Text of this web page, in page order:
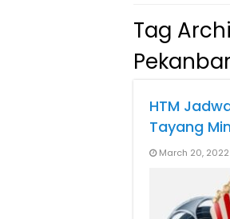
Tag
HTM
Tayang
March 20, 2022